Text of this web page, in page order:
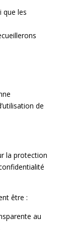
que les
de
la protection
être :
au